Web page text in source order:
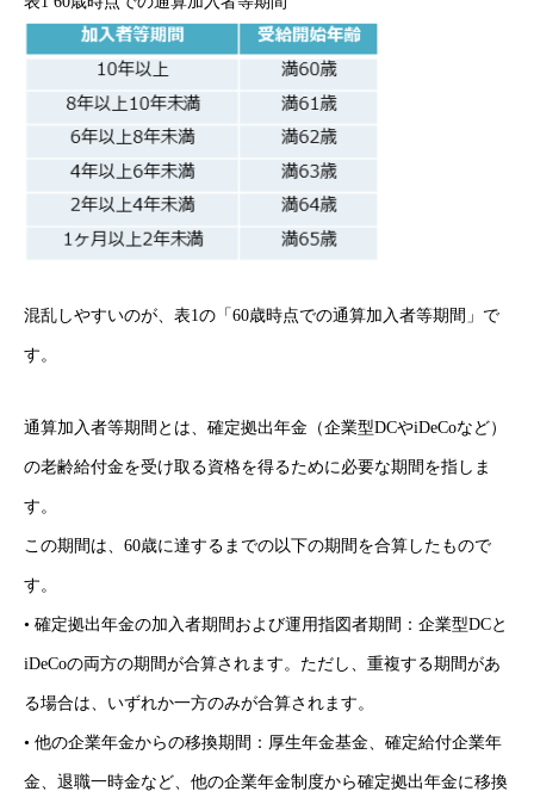
混乱しやすいのが、表1の「60歳時点での通算加入者等期間」で
す。
通算加入者等期間とは、確定拠出年金（企業型DCやiDeCoなど）
の老齢給付金を受け取る資格を得るために必要な期間を指しま
す。
この期間は、60歳に達するまでの以下の期間を合算したもので
す。
• 確定拠出年金の加入者期間および運用指図者期間：企業型DCと
iDeCoの両方の期間が合算されます。ただし、重複する期間があ
る場合は、いずれか一方のみが合算されます。
• 他の企業年金からの移換期間：厚生年金基金、確定給付企業年
金、退職一時金など、他の企業年金制度から確定拠出年金に移換